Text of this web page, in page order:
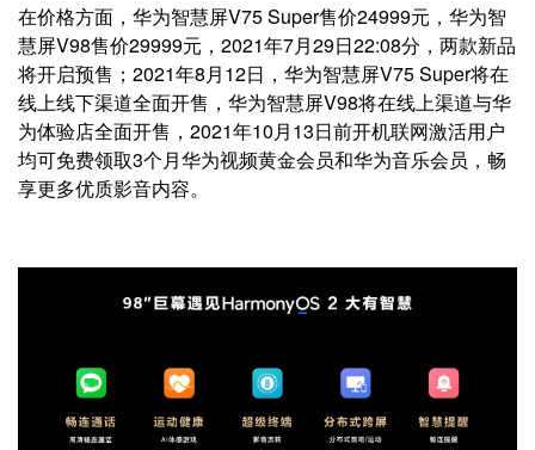
在价格方面，华为智慧屏V75 Super售价24999元，华为智
慧屏V98售价29999元，2021年7月29日22:08分，两款新品
将开启预售；2021年8月12日，华为智慧屏V75 Super将在
线上线下渠道全面开售，华为智慧屏V98将在线上渠道与华
为体验店全面开售，2021年10月13日前开机联网激活用户
均可免费领取3个月华为视频黄金会员和华为音乐会员，畅
享更多优质影音内容。